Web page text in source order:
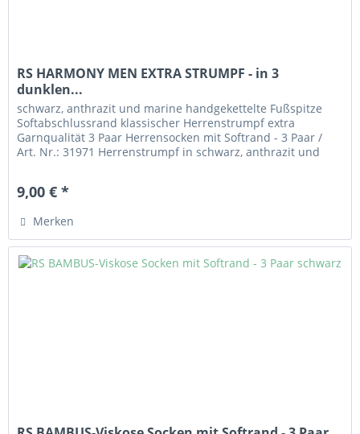
RS HARMONY MEN EXTRA STRUMPF - in 3
dunklen...
schwarz, anthrazit und marine handgekettelte Fußspitze
Softabschlussrand klassischer Herrenstrumpf extra
Garnqualität 3 Paar Herrensocken mit Softrand - 3 Paar /
Art. Nr.: 31971 Herrenstrumpf in schwarz, anthrazit und
Baumwolle, 17% Polyamid und 3% Elasthan. Extra...
9,00 € *
Merken